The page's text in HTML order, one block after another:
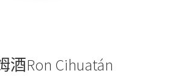
酒Ron Cihuatán